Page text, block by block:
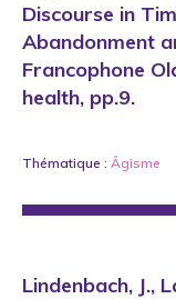
Discourse in
Abandonment
Francophone
health, pp.9.
Thématique : Âgisme
Lindenbach, J.,